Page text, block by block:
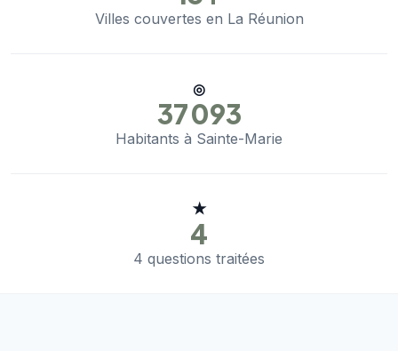
Villes couvertes en La Réunion
◎
37 093
Habitants à Sainte-Marie
★
4
4 questions traitées